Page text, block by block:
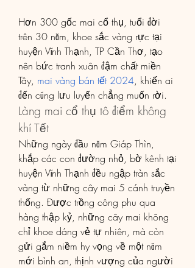
Hơn 300 gốc mai cổ thụ, tuổi đời
trên 30 năm, khoe sắc vàng rực tại
huyện Vĩnh Thạnh, TP Cần Thơ, tạo
nên bức tranh xuân đậm chất miền
Tây, mai vàng bán tết 2024, khiến ai
đến cũng lưu luyến chẳng muốn rời.
Làng mai cổ thụ tô điểm không
khí Tết
Những ngày đầu năm Giáp Thìn,
khắp các con đường nhỏ, bờ kênh tại
huyện Vĩnh Thạnh đều ngập tràn sắc
vàng từ những cây mai 5 cánh truyền
thống. Được trồng công phu qua
hàng thập kỷ, những cây mai không
chỉ khoe dáng vẻ tự nhiên, mà còn
gửi gắm niềm hy vọng về một năm
mới bình an, thịnh vượng của người